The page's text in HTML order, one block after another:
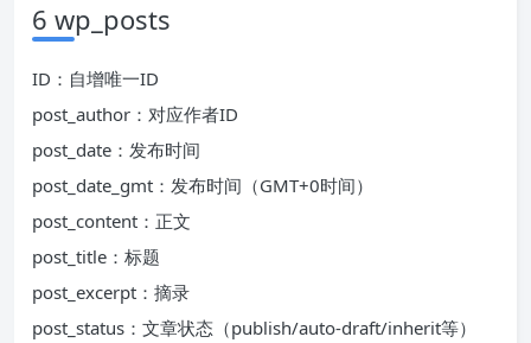
6 wp_posts
ID：自增唯一ID
post_author：对应作者ID
post_date：发布时间
post_date_gmt：发布时间（GMT+0时间）
post_content：正文
post_title：标题
post_excerpt：摘录
post_status：文章状态（publish/auto-draft/inherit等）